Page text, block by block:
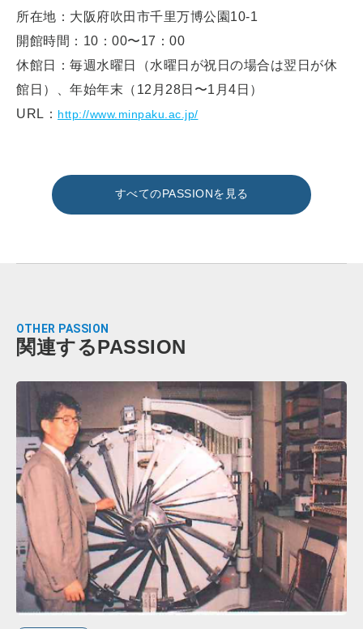
所在地：大阪府吹田市千里万博公園10-1
開館時間：10：00〜17：00
休館日：毎週水曜日（水曜日が祝日の場合は翌日が休
館日）、年始年末（12月28日〜1月4日）
URL： http://www.minpaku.ac.jp/
すべてのPASSIONを見る
OTHER PASSION
関連するPASSION